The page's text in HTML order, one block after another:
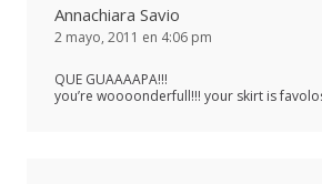
Annachiara Savio
2 mayo, 2011 en 4:06 pm
QUE GUAAAAPA!!!
you’re woooonderfull!!! your skirt is